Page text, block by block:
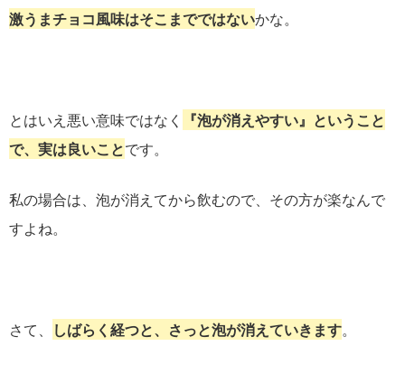
激うまチョコ風味はそこまでではないかな。
とはいえ悪い意味ではなく
『泡が消えやすい』ということ
で、実は良いことです。
私の場合は、泡が消えてから飲むので、その方が楽なんで
すよね。
さて、 しばらく経つと、さっと泡が消えていきます。